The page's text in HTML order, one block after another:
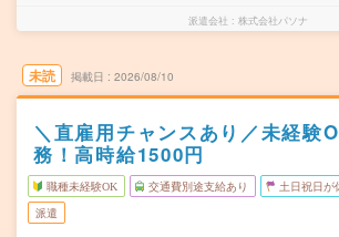
派遣会社 株式会社パソナ
未読 掲載日 2026/08/10
＼直雇用チャンスあり／未経験
務！高時給1500円
職種未経験OK 交通費別途支給あり 土日祝日が
派遣